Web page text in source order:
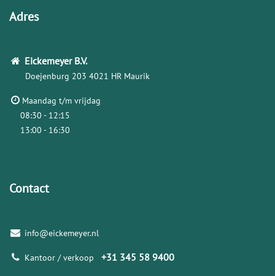
Adres
Eickemeyer B.V.
Doejenburg 203 4021 HR Maurik
Maandag t/m vrijdag
08:30 - 12:15
13:00 - 16:30
Contact
info@eickemeyer.nl
Kantoor / verkoop +31 345 58 9400